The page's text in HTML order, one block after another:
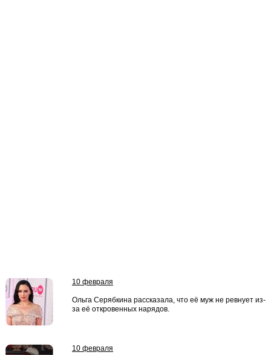
10 февраля
Ольга Серябкина рассказала, что её муж не ревнует из-
за её откровенных нарядов.
10 февраля